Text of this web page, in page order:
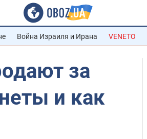
Война Израиля и Ирана VENETO
за
и как